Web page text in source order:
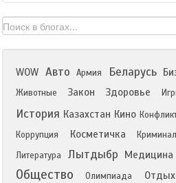
WOW Авто Армия Беларусь
Животные
Закон Здоровье
История Казахстан Кино
Коррупция Косметичка Криминал
Литература Лытдыбр Медицина
Общество Олимпиада Отдых